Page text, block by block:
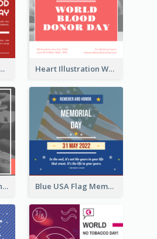
Blood Donor Photo World Blood Donor Day Instagram Post Heart Illustration World Blood Donor Day Instagram Post
It's World Blood Donor Day Photo Instagram Post Blue USA Flag Memorial Day Instagram Post Design